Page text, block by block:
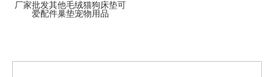
厂家批发其他毛绒猫狗床垫可
爱配件巢垫宠物用品